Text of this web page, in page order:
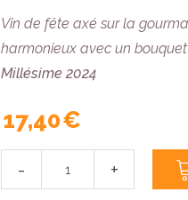
Vin de fête axé sur la
harmonieux avec un
Millésime 2024
17,40 €
- +